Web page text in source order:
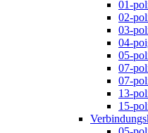
01-
02-
03-
04-
05-
07-
07-
13-
15-